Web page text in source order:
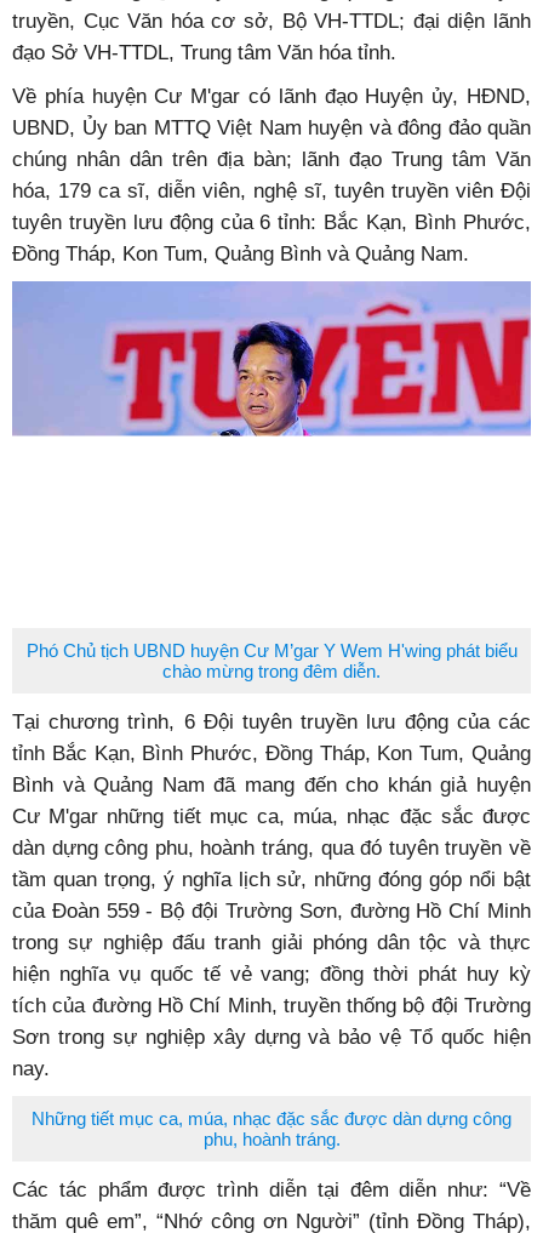
truyền, Cục Văn hóa cơ sở, Bộ VH-TTDL; đại diện lãnh
đạo Sở VH-TTDL, Trung tâm Văn hóa tỉnh.
Về phía huyện Cư M'gar có lãnh đạo Huyện ủy, HĐND,
UBND, Ủy ban MTTQ Việt Nam huyện và đông đảo quần
chúng nhân dân trên địa bàn; lãnh đạo Trung tâm Văn
hóa, 179 ca sĩ, diễn viên, nghệ sĩ, tuyên truyền viên Đội
tuyên truyền lưu động của 6 tỉnh: Bắc Kạn, Bình Phước,
Đồng Tháp, Kon Tum, Quảng Bình và Quảng Nam.
Phó Chủ tịch UBND huyện Cư M’gar Y Wem H'wing phát biểu
chào mừng trong đêm diễn.
Tại chương trình, 6 Đội tuyên truyền lưu động của các
tỉnh Bắc Kạn, Bình Phước, Đồng Tháp, Kon Tum, Quảng
Bình và Quảng Nam đã mang đến cho khán giả huyện
Cư M'gar những tiết mục ca, múa, nhạc đặc sắc được
dàn dựng công phu, hoành tráng, qua đó tuyên truyền về
tầm quan trọng, ý nghĩa lịch sử, những đóng góp nổi bật
của Đoàn 559 - Bộ đội Trường Sơn, đường Hồ Chí Minh
trong sự nghiệp đấu tranh giải phóng dân tộc và thực
hiện nghĩa vụ quốc tế vẻ vang; đồng thời phát huy kỳ
tích của đường Hồ Chí Minh, truyền thống bộ đội Trường
Sơn trong sự nghiệp xây dựng và bảo vệ Tổ quốc hiện
nay.
Những tiết mục ca, múa, nhạc đặc sắc được dàn dựng công
phu, hoành tráng.
Các tác phẩm được trình diễn tại đêm diễn như: “Về
thăm quê em”, “Nhớ công ơn Người” (tỉnh Đồng Tháp),